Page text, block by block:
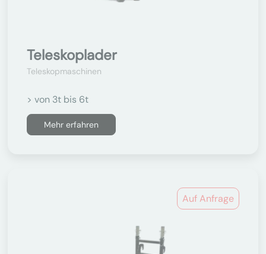
Teleskoplader
Teleskopmaschinen
> von 3t bis 6t
Mehr erfahren
Auf Anfrage